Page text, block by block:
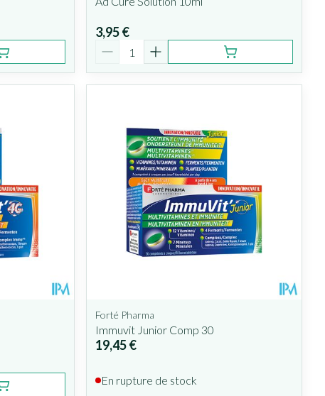
3,95 €
Quantité
Forté Pharma
Immuvit Junior Comp 30
19,45 €
En rupture de stock